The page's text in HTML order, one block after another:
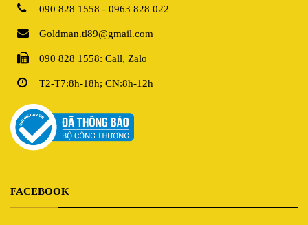
090 828 1558 - 0963 828 022
Goldman.tl89@gmail.com
090 828 1558: Call, Zalo
T2-T7:8h-18h; CN:8h-12h
FACEBOOK